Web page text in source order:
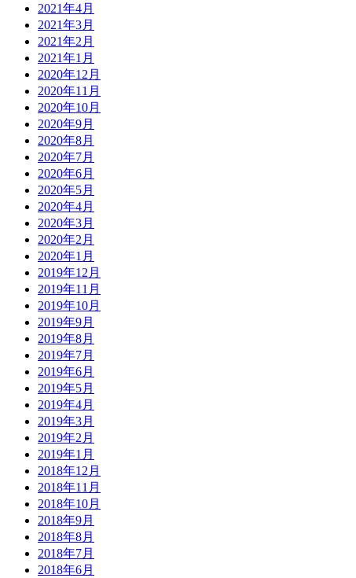
2021年4月
2021年3月
2021年2月
2021年1月
2020年12月
2020年11月
2020年10月
2020年9月
2020年8月
2020年7月
2020年6月
2020年5月
2020年4月
2020年3月
2020年2月
2020年1月
2019年12月
2019年11月
2019年10月
2019年9月
2019年8月
2019年7月
2019年6月
2019年5月
2019年4月
2019年3月
2019年2月
2019年1月
2018年12月
2018年11月
2018年10月
2018年9月
2018年8月
2018年7月
2018年6月